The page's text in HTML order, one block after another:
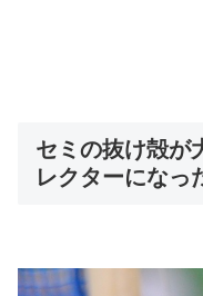
セミの抜け殻が
レクターになっ